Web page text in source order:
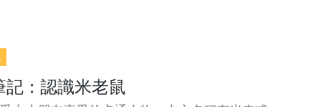
記：認識米老鼠